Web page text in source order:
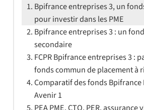
Bpifrance entreprises 3, un
pour investir dans les PME
Bpifrance entreprises 3 : un
secondaire
FCPR Bpifrance entreprises 3 :
fonds commun de placement à
Comparatif des fonds Bpifrance
Avenir 1